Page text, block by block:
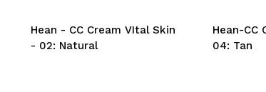
Hean - CC Cream VItal Skin
- 02: Natural
Hean-CC
04: Tan